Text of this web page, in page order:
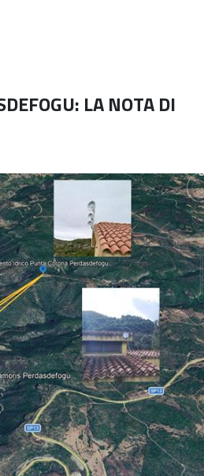
LA NOTA DI